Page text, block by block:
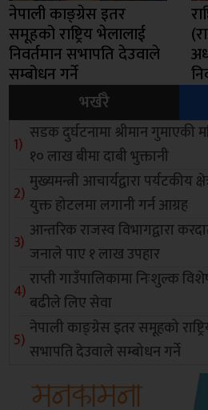
नेपाली काङ्ग्रेस इतर
समूहको राष्ट्रिय भेलालाई
निवर्तमान सभापति देउवाले
सम्बोधन गर्ने
भर्खरै
सडक दुर्घटनामा श्रीमान गुमाएकी
१० लाख बीमा दाबी भुक्तानी
मुख्यमन्त्री आचार्यद्वारा पर्यटकीय
युक्त होटलमा लगानी गर्न आग्रह
आन्तरिक राजस्व विभागद्वारा
जनाले पाए १ लाख उपहार
राप्ती गाउँपालिकामा निःशुल्क
बढीले लिए सेवा
नेपाली काङ्ग्रेस इतर समूहको
सभापति देउवाले सम्बोधन गर्ने